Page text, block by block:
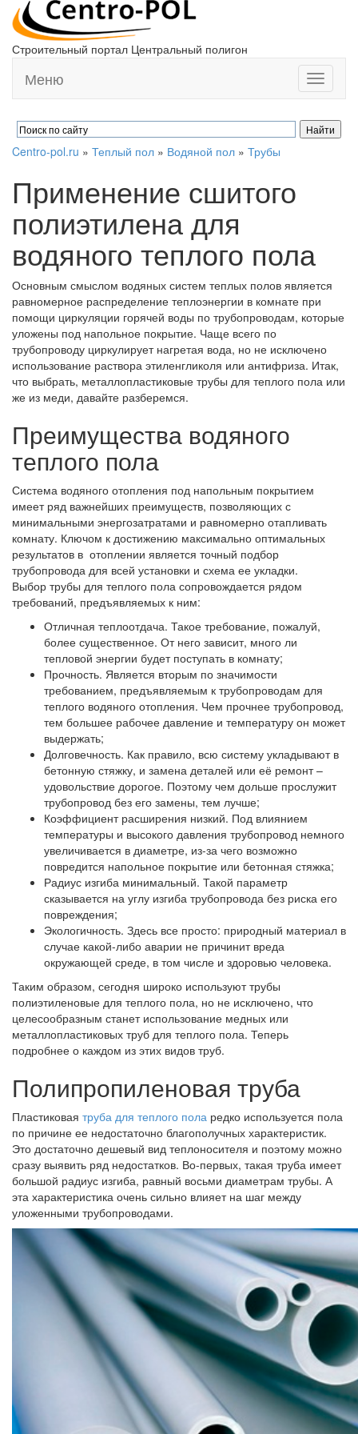
Строительный портал Центральный полигон
Toggle
Меню
Centro-pol.ru » Теплый пол » Водяной пол » Трубы
Применение сшитого
полиэтилена для
водяного теплого пола
Основным смыслом водяных систем теплых полов является
равномерное распределение теплоэнергии в комнате при
помощи циркуляции горячей воды по трубопроводам, которые
уложены под напольное покрытие. Чаще всего по
трубопроводу циркулирует нагретая вода, но не исключено
использование раствора этиленгликоля или антифриза. Итак,
что выбрать, металлопластиковые трубы для теплого пола или
же из меди, давайте разберемся.
Преимущества водяного
теплого пола
Система водяного отопления под напольным покрытием
имеет ряд важнейших преимуществ, позволяющих с
минимальными энергозатратами и равномерно отапливать
комнату. Ключом к достижению максимально оптимальных
результатов в отоплении является точный подбор
трубопровода для всей установки и схема ее укладки.
Выбор трубы для теплого пола сопровождается рядом
требований, предъявляемых к ним:
Отличная теплоотдача. Такое требование, пожалуй,
более существенное. От него зависит, много ли
тепловой энергии будет поступать в комнату;
Прочность. Является вторым по значимости
требованием, предъявляемым к трубопроводам для
теплого водяного отопления. Чем прочнее трубопровод,
тем большее рабочее давление и температуру он может
выдержать;
Долговечность. Как правило, всю систему укладывают в
бетонную стяжку, и замена деталей или её ремонт –
удовольствие дорогое. Поэтому чем дольше прослужит
трубопровод без его замены, тем лучше;
Коэффициент расширения низкий. Под влиянием
температуры и высокого давления трубопровод немного
увеличивается в диаметре, из-за чего возможно
повредится напольное покрытие или бетонная стяжка;
Радиус изгиба минимальный. Такой параметр
сказывается на углу изгиба трубопровода без риска его
повреждения;
Экологичность. Здесь все просто: природный материал в
случае какой-либо аварии не причинит вреда
окружающей среде, в том числе и здоровью человека.
Таким образом, сегодня широко используют трубы
полиэтиленовые для теплого пола, но не исключено, что
целесообразным станет использование медных или
металлопластиковых труб для теплого пола. Теперь
подробнее о каждом из этих видов труб.
Полипропиленовая труба
Пластиковая труба для теплого пола редко используется пола
по причине ее недостаточно благополучных характеристик.
Это достаточно дешевый вид теплоносителя и поэтому можно
сразу выявить ряд недостатков. Во-первых, такая труба имеет
большой радиус изгиба, равный восьми диаметрам трубы. А
эта характеристика очень сильно влияет на шаг между
уложенными трубопроводами.